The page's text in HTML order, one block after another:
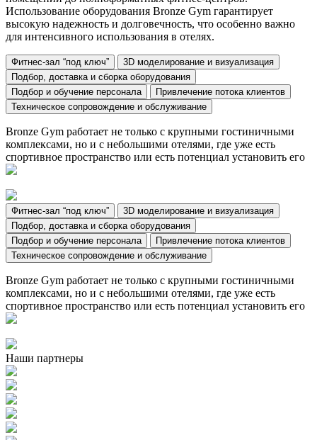
Использование оборудования Bronze Gym гарантирует
высокую надежность и долговечность, что особенно важно
для интенсивного использования в отелях.
Фитнес-зал “под ключ”
3D моделирование и визуализация
Подбор, доставка и сборка оборудования
Подбор и обучение персонала
Привлечение потока клиентов
Техническое сопровождение и обслуживание
Bronze Gym работает не только с крупными гостиничными
комплексами, но и с небольшими отелями, где уже есть
спортивное пространство или есть потенциал установить его
Фитнес-зал “под ключ”
3D моделирование и визуализация
Подбор, доставка и сборка оборудования
Подбор и обучение персонала
Привлечение потока клиентов
Техническое сопровождение и обслуживание
Bronze Gym работает не только с крупными гостиничными
комплексами, но и с небольшими отелями, где уже есть
спортивное пространство или есть потенциал установить его
Наши партнеры